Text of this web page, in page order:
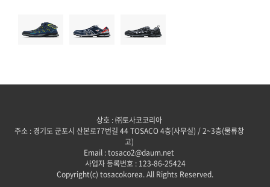
상호 : ㈜토사코코리아
주소 : 경기도 군포시 산본로77번길 44 TOSACO 4층(사무실) / 2~3층(물류창
고)
Email : tosaco2@daum.net
사업자 등록번호 : 123-86-25424
Copyright(c) tosacokorea. All Rights Reserved.